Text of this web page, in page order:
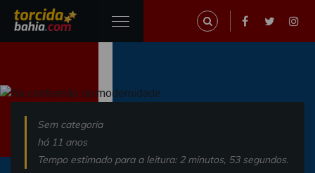
Sem categoria
há 11 anos
Tempo estimado para a leitura: 2 minutos, 53 segundos.